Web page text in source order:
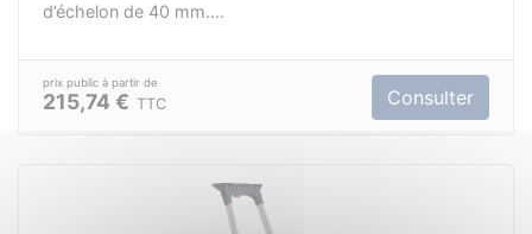
d’échelon de 40 mm.
le bouton.
La base évasée et les pieds antidérapants vous
assurent une position sûre et stable.
215,74 € TTC Consulter